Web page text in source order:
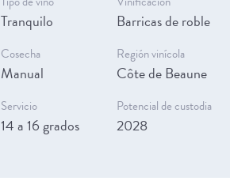
Tranquilo Barricas de roble
Cosecha
Manual
Región vinícola
Côte de Beaune
Servicio
14 a 16 grados
Potencial de custodia
2028